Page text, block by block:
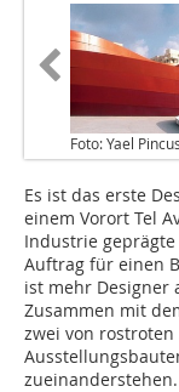
Foto: Yael Pincus
Es ist das erste
einem Vorort Tel
Industrie
Auftrag für einen
ist mehr Designer
Zusammen mit
zwei von